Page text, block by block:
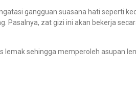
gangguan suasana hati seperti
zat gizi ini akan bekerja
sehingga memperoleh asupan